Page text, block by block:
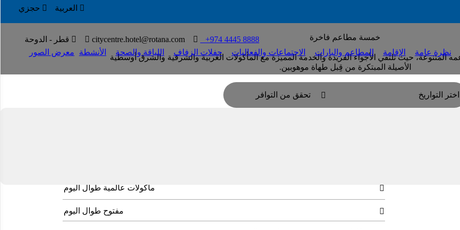
 العربية  حجزي
 +974 4445 8888
 citycentre.hotel@rotana.com
 قطر - الدوحة
نظرة عامة
الإقامة المطاعم والبارات الاجتماعات والفعاليات حفلات الزفاف اللياقة والصحة الأنشطة معرض الصور
اختر التواريخ  تحقق من التوافر
ﺧﻤﺴﺔ ﻣﻄﺎﻋﻢ ﻓﺎﺧﺮة
اﻟﻤﺘﻨﻮﻋﺔ، ﺣﻴﺚ ﺗﻠﺘﻘﻲ الأﺟﻮاء اﻟﻔﺮﻳﺪة واﻟﺨﺪﻣﺔ اﻟﻤﻤﻴﺰة ﻣﻊ اﻟﻤﺄﻛﻮلات اﻟﻐﺮﺑﻴﺔ واﻟﺸﺮﻗﻴﺔ واﻟﺸﺮق أوﺳﻄﻴﺔ
الأﺻﻴﻠﺔ اﻟﻤﺒﺘﻜﺮة ﻣﻦ ﻗِﺒﻞ ﻃﻬﺎة ﻣﻮﻫﻮﺑﻴﻦ.
 مأكولات عالمية طوال اليوم
 مفتوح طوال اليوم